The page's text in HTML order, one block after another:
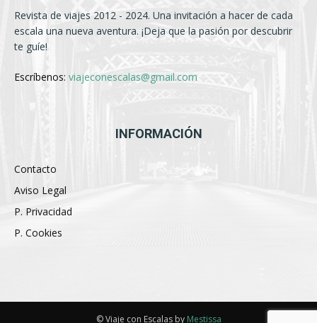
Revista de viajes 2012 - 2024. Una invitación a hacer de cada
escala una nueva aventura. ¡Deja que la pasión por descubrir
te guíe!
Escríbenos: viajeconescalas@gmail.com
INFORMACIÓN
Contacto
Aviso Legal
P. Privacidad
P. Cookies
© Viaje con Escalas by Mestissa